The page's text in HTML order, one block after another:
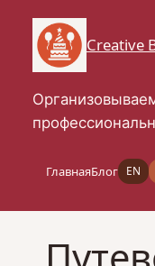
содержимому
Creative
ГлавнаяБлог EN